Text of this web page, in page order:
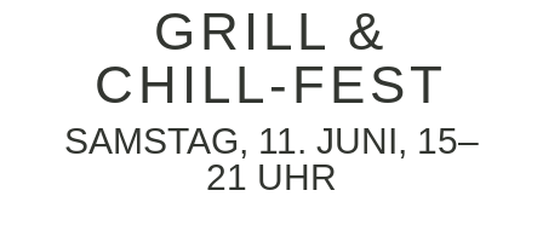
GRILL &
CHILL-FEST
SAMSTAG, 11. JUNI, 15–
21 UHR